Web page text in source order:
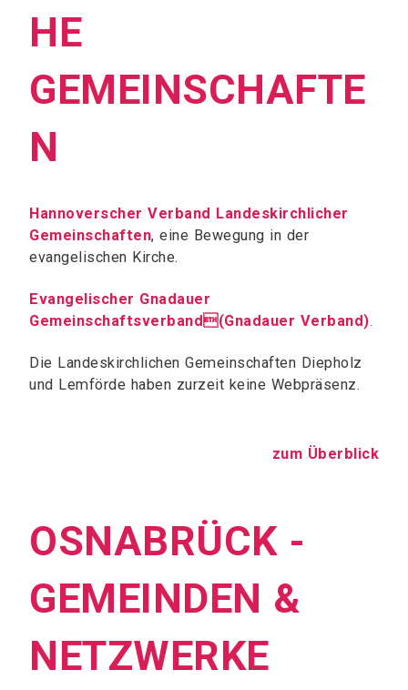
HE
GEMEINSCHAFTE
N
Hannoverscher Verband Landeskirchlicher
Gemeinschaften, eine Bewegung in der
evangelischen Kirche.
Evangelischer Gnadauer
Gemeinschaftsverband(Gnadauer Verband)
Die Landeskirchlichen Gemeinschaften Diepholz
und Lemförde haben zurzeit keine Webpräsenz.
zum Überblick
OSNABRÜCK -
GEMEINDEN &
NETZWERKE